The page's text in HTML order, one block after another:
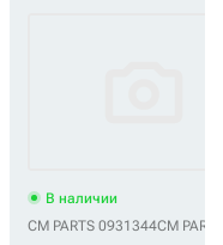
GE 14560205GE 159647A1GE
В наличии
CM PARTS 0931344CM